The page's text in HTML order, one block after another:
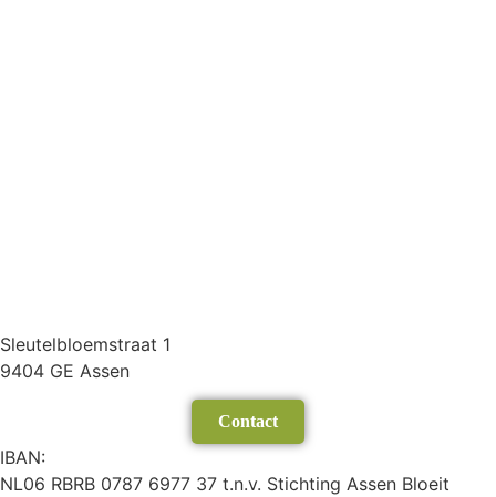
Sleutelbloemstraat 1
9404 GE Assen
Contact
IBAN:
NL06 RBRB 0787 6977 37 t.n.v. Stichting Assen Bloeit